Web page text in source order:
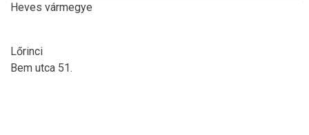
Heves vármegye
Lőrinci
Bem utca 51.